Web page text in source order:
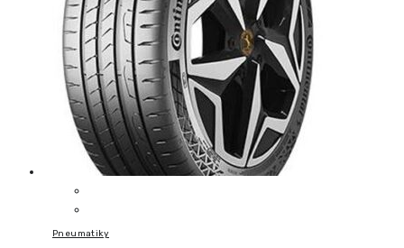
Pneumatiky